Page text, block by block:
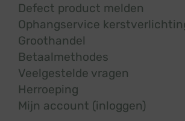
Defect product melden
Ophangservice
Groothandel
Betaalmethodes
Veelgestelde vragen
Herroeping
Mijn account (inloggen)